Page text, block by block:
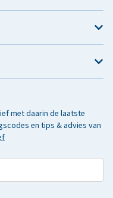
met daarin de laatste
en tips & advies van